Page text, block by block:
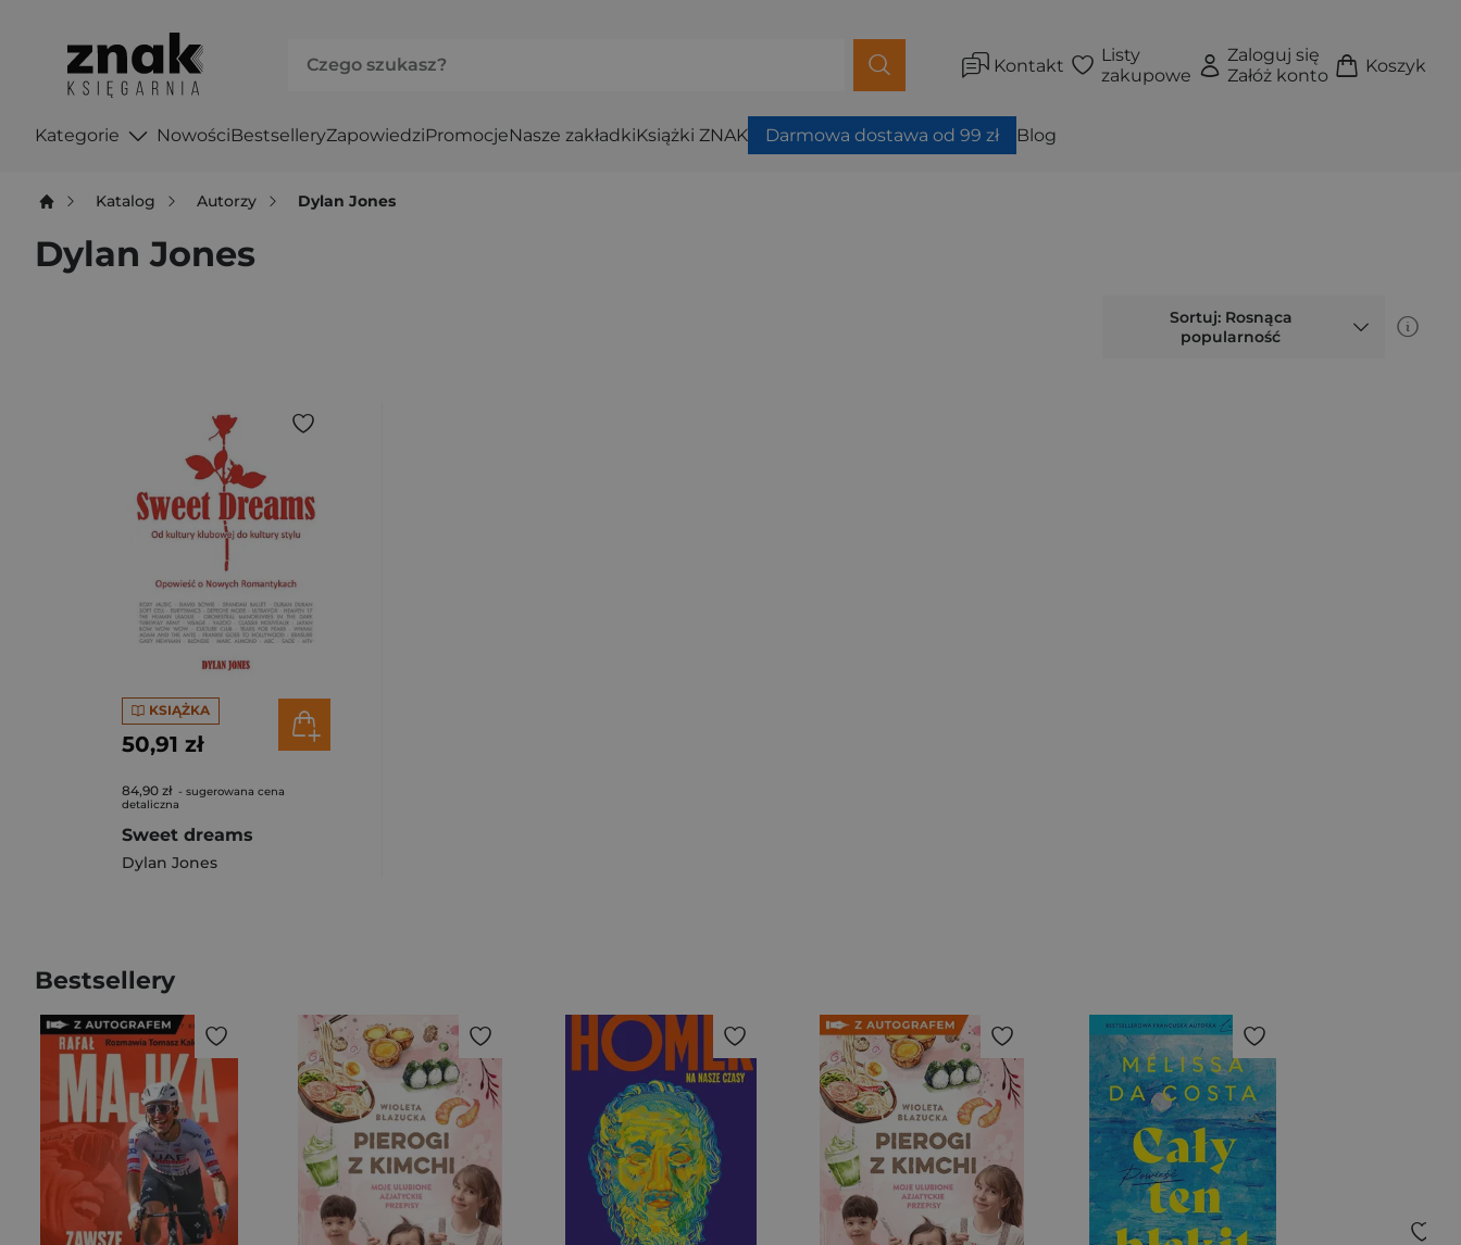
Kontakt
Listy
zakupowe
Zaloguj się
Załóż konto
Koszyk
Kategorie NowościBestselleryZapowiedziPromocjeNasze zakładkiKsiążki ZNAK Darmowa dostawa od 99 zł Blog
Katalog Autorzy Dylan Jones
Dylan Jones
Sortuj: Rosnąca
popularność
KSIĄŻKA
50,91 zł
84,90 zł - sugerowana cena
detaliczna
Sweet dreams
Dylan Jones
Bestsellery